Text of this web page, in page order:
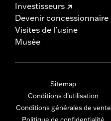
Investisseurs
Devenir concessionnaire
Visites de l’usine
Musée
Sitemap
Conditions d'utilisation
Conditions générales de vente
Politique de confidentialité